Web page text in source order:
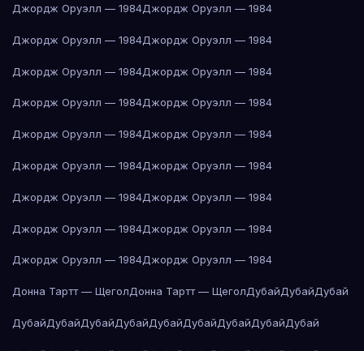
Джордж Оруэлл — 1984Джордж Оруэлл — 1984
Джордж Оруэлл — 1984Джордж Оруэлл — 1984
Джордж Оруэлл — 1984Джордж Оруэлл — 1984
Джордж Оруэлл — 1984Джордж Оруэлл — 1984
Джордж Оруэлл — 1984Джордж Оруэлл — 1984
Джордж Оруэлл — 1984Джордж Оруэлл — 1984
Джордж Оруэлл — 1984Джордж Оруэлл — 1984
Джордж Оруэлл — 1984Джордж Оруэлл — 1984
Джордж Оруэлл — 1984Джордж Оруэлл — 1984
Донна Тартт — ЩеголДонна Тартт — ЩеголДубайДубайДубай
ДубайДубайДубайДубайДубайДубайДубайДубайДубай